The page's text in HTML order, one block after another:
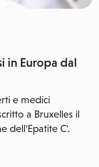
in Europa dal
e medici
a Bruxelles il
dell'Epatite C'.